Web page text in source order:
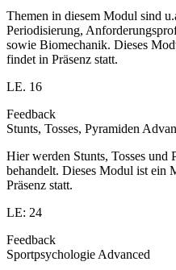
Themen in diesem Modul sind
Periodisierung,
sowie Biomechanik. Dieses
findet in Präsenz statt.
LE. 16
Feedback
Stunts, Tosses, Pyramiden
Hier werden Stunts, Tosses
behandelt. Dieses Modul ist ein
Präsenz statt.
LE: 24
Feedback
Sportpsychologie Advanced